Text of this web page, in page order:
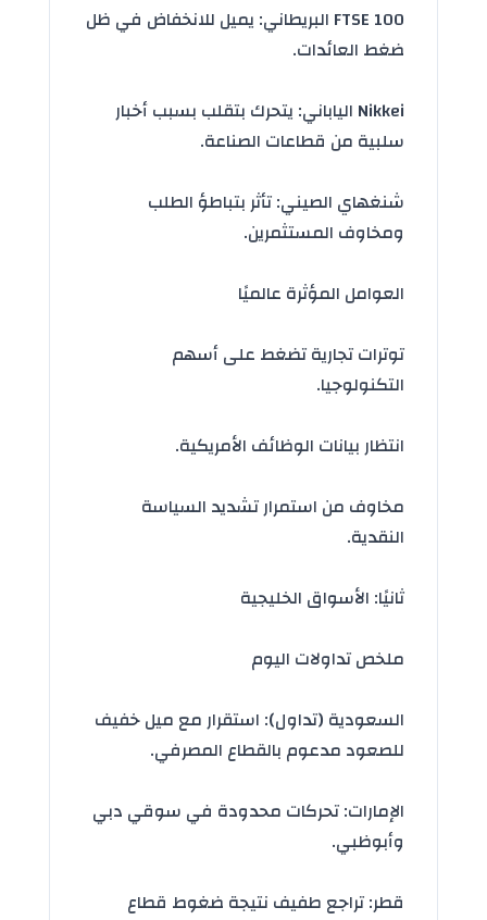
FTSE 100 البريطاني: يميل للانخفاض في ظل
ضغط العائدات.
Nikkei الياباني: يتحرك بتقلب بسبب أخبار
سلبية من قطاعات الصناعة.
شنغهاي الصيني: تأثر بتباطؤ الطلب
ومخاوف المستثمرين.
العوامل المؤثرة عالميًا
توترات تجارية تضغط على أسهم
التكنولوجيا.
انتظاربيانات الوظائف الأمريكية.
مخاوف من استمرار تشديد السياسة
النقدية.
ثانيًا: الأسواق الخليجية
ملخص تداولات اليوم
السعودية (تداول): استقرار مع ميل خفيف
للصعود مدعوم بالقطاع المصرفي.
الإمارات: تحركات محدودة في سوقي دبي
وأبوظبي.
قطر: تراجع طفيف نتيجة ضغوط قطاع